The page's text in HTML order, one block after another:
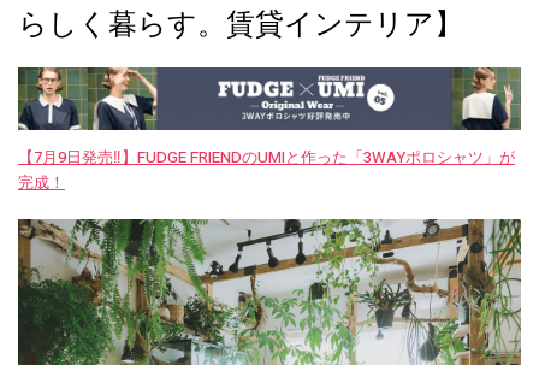
らしく暮らす。賃貸インテリア】
【7月9日発売‼︎】FUDGE FRIENDのUMIと作った「3WAYポロシャツ」が
完成！